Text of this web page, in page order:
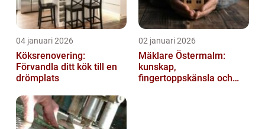
04 januari 2026
Köksrenovering:
Förvandla ditt kök till en
drömplats
02 januari 2026
Mäklare Östermalm:
kunskap,
fingertoppskänsla och